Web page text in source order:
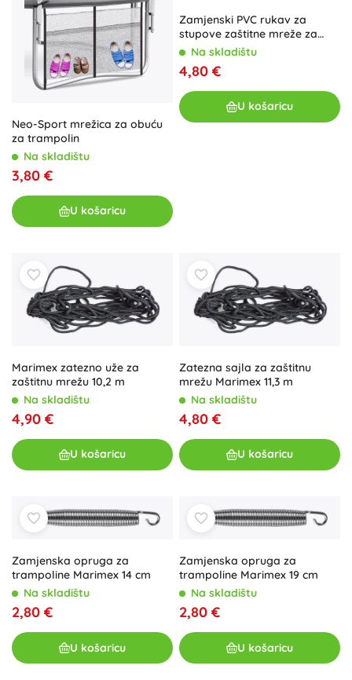
Neo-Sport mrežica za obuću
za trampolin
Na skladištu
3,80 €
U košaricu
Zamjenski PVC rukav za
stupove zaštitne mreže za
trampoline Marimex
Na skladištu
4,80 €
U košaricu
Marimex zatezno uže za
zaštitnu mrežu 10,2 m
Na skladištu
4,90 €
U košaricu
Zatezna sajla za zaštitnu
mrežu Marimex 11,3 m
Na skladištu
4,80 €
U košaricu
Zamjenska opruga za
trampoline Marimex 14 cm
Na skladištu
2,80 €
U košaricu
Zamjenska opruga za
trampoline Marimex 19 cm
Na skladištu
2,80 €
U košaricu